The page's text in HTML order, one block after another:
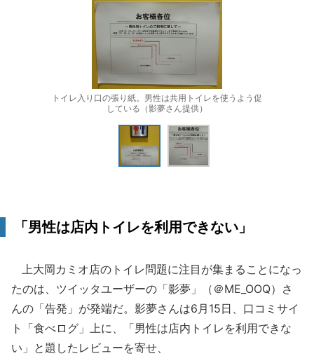
トイレ入り口の張り紙。男性は共用トイレを使うよう促
している（影夢さん提供）
「男性は店内トイレを利用できない」
上大岡カミオ店のトイレ問題に注目が集まることになっ
たのは、ツイッタユーザーの「影夢」（＠ME_OOQ）さ
んの「告発」が発端だ。影夢さんは6月15日、口コミサイ
ト「食べログ」上に、「男性は店内トイレを利用できな
い」と題したレビューを寄せ、